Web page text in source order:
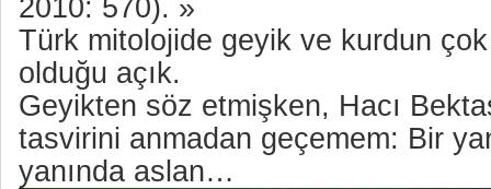
2010: 570). »
Türk mitolojide geyik ve kurdun
olduğu açık.
Geyikten söz etmişken, Hacı
tasvirini anmadan geçemem: Bir
yanında aslan…